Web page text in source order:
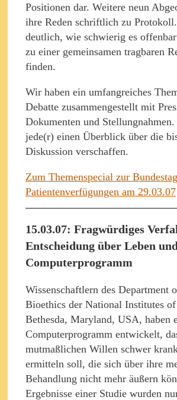
Positionen dar. Weitere neun
ihre Reden schriftlich zu
deutlich, wie schwierig es
zu einer gemeinsamen tragbaren
finden.
Wir haben ein umfangreiches
Debatte zusammengestellt mit
Dokumenten und
jede(r) einen Überblick über die
Diskussion verschaffen.
Zum Themenspecial zur
Patientenverfügungen am 29.03.07
15.03.07: Fragwürdiges
Entscheidung über Leben
Computerprogramm
Wissenschaftlern des Department
Bioethics der National Institutes
Bethesda, Maryland, USA, haben
Computerprogramm entwickelt,
mutmaßlichen Willen schwer
ermitteln soll, die sich über ihre
Behandlung nicht mehr äußern
Ergebnisse einer Studie wurden